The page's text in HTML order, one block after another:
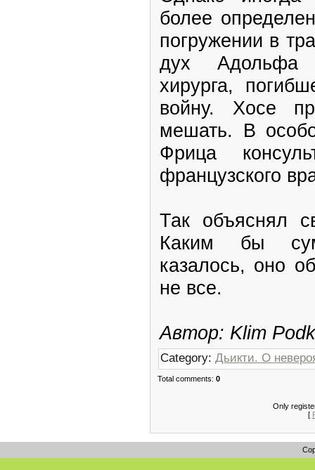
более
погружении в
дух Адольфа
хирурга,
войну. Хосе
мешать. В
Фрица
французского
Так объяснял
Каким бы
казалось, оно
не все.
Автор: Klim
Category: Дьикти. О
Total comments: 0
Only
[